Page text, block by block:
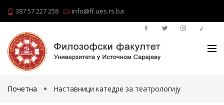
387 57 227 258 info@ff.ues.rs.ba
Почетна Наставници катедре за театрологију